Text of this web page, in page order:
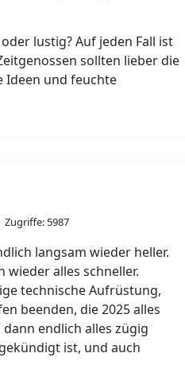
lustig? Auf jeden Fall ist
sollten lieber die
Ideen und feuchte
Zugriffe: 5987
langsam wieder heller.
alles schneller.
technische Aufrüstung,
beenden, die 2025 alles
endlich alles zügig
ist, und auch